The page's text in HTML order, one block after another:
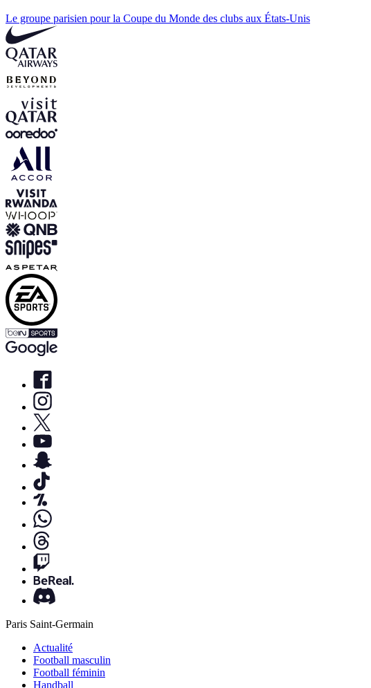
Le groupe parisien pour la Coupe du Monde des clubs aux États-Unis
Paris Saint-Germain
Actualité
Football masculin
Football féminin
Handball